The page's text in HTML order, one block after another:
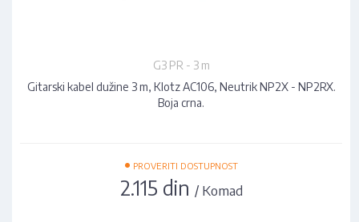
G3 PR - 3 m
Gitarski kabel dužine 3 m, Klotz AC106, Neutrik NP2X - NP2RX.
Boja crna.
• PROVERITI DOSTUPNOST
2.115 din / Komad